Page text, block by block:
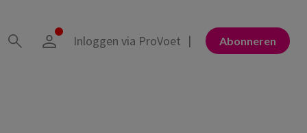
Abonneren
Inloggen via ProVoet